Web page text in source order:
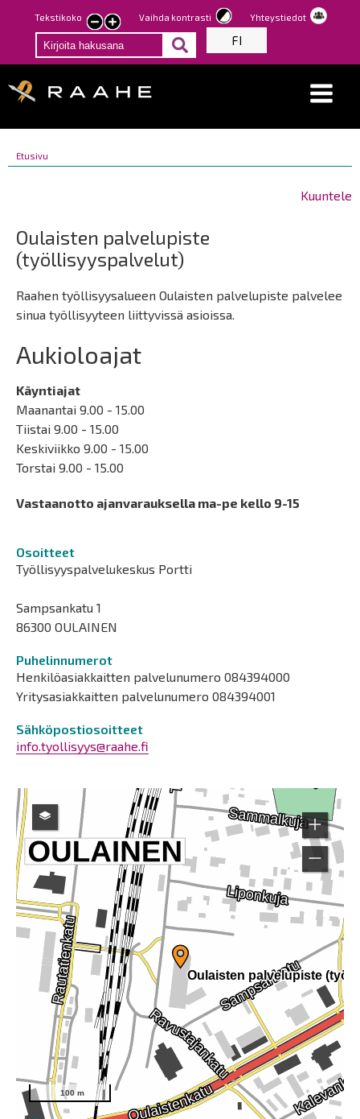
Hyppää
pääsisältöön
Tekstikoko
Pienennä
tekstin
kokoa
Suurenna
tekstin
kokoa
Vaihda kontrasti Yhteystiedot
FI
Breadcrumbs
You
Etusivu
Kuuntele
Oulaisten palvelupiste
(työllisyyspalvelut)
Raahen työllisyysalueen Oulaisten palvelupiste palvelee
sinua työllisyyteen liittyvissä asioissa.
Aukioloajat
Käyntiajat
Maanantai 9.00 - 15.00
Tiistai 9.00 - 15.00
Keskiviikko 9.00 - 15.00
Torstai 9.00 - 15.00
Vastaanotto ajanvarauksella ma-pe kello 9-15
Osoitteet
Työllisyyspalvelukeskus Portti
Sampsankatu 1
86300 OULAINEN
Puhelinnumerot
Henkilöasiakkaitten palvelunumero 084394000
Yritysasiakkaitten palvelunumero 084394001
Sähköpostiosoitteet
info.tyollisyys@raahe.fi